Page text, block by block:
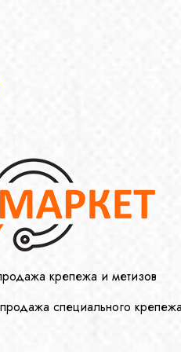
крепежа и метизов
специального